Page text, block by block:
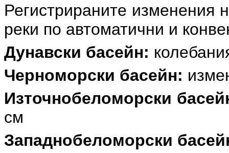
Регистрираните изменения
реки по автоматични и
Дунавски басейн:
Черноморски басейн:
Източнобеломорски
см
Западнобеломорски